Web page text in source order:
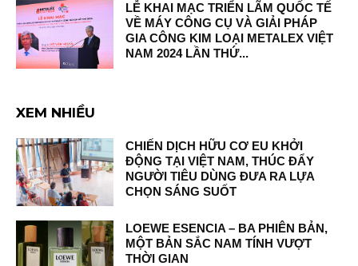
LỄ KHAI MẠC TRIỂN LÃM QUỐC TẾ
VỀ MÁY CÔNG CỤ VÀ GIẢI PHÁP
GIA CÔNG KIM LOẠI METALEX VIỆT
NAM 2024 LẦN THỨ...
XEM NHIỀU
CHIẾN DỊCH HỮU CƠ EU KHỞI
ĐỘNG TẠI VIỆT NAM, THÚC ĐẨY
NGƯỜI TIÊU DÙNG ĐƯA RA LỰA
CHỌN SÁNG SUỐT
LOEWE ESENCIA – BA PHIÊN BẢN,
MỘT BẢN SẮC NAM TÍNH VƯỢT
THỜI GIAN